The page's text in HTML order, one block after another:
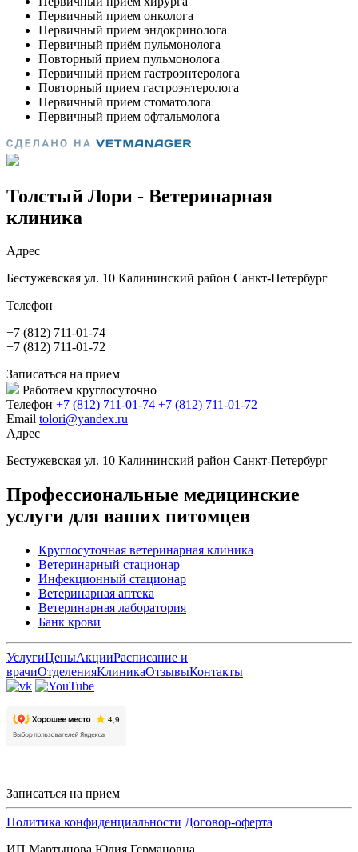
Толстый Лори - Ветеринарная
клиника
Адрес
Бестужевская ул. 10 Калининский район Санкт-Петербург
Телефон
+7 (812) 711-01-74
+7 (812) 711-01-72
Записаться на прием
Работаем круглосуточно
Телефон +7 (812) 711-01-74 +7 (812) 711-01-72
Email tolori@yandex.ru
Адрес
Бестужевская ул. 10 Калининский район Санкт-Петербург
Профессиональные медицинские
услуги для ваших питомцев
Круглосуточная ветеринарная клиника
Ветеринарный стационар
Инфекционный стационар
Ветеринарная аптека
Ветеринарная лаборатория
Банк крови
УслугиЦеныАкцииРасписание и
врачиОтделенияКлиникаОтзывыКонтакты
Записаться на прием
Политика конфиденциальности Договор-оферта